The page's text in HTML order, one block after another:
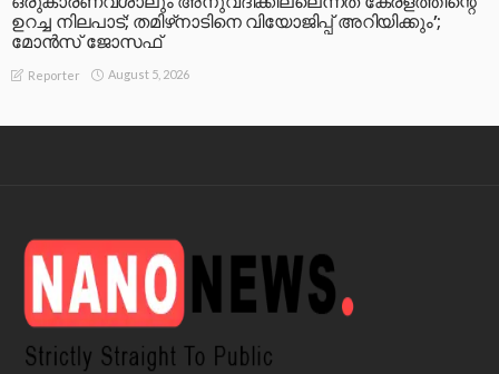
ഉറച്ച നിലപാട്; തമിഴ്‌നാടിനെ വിയോജിപ്പ് അറിയിക്കും’;
മോന്‍സ് ജോസഫ്
Reporter August 5, 2026